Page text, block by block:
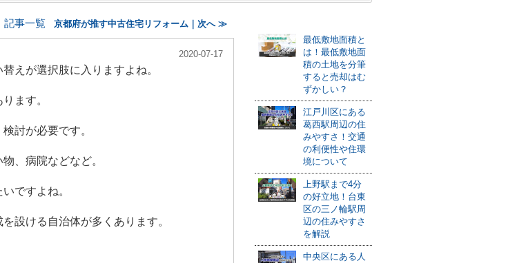
記事一覧 京都府が推す中古住宅リフォーム｜次へ ≫
2020-07-17
えが選択肢に入りますよね。
ます。
討が必要です。
、病院などなど。
ですよね。
設ける自治体が多くあります。
最低敷地面積と
は！最低敷地面
積の土地を分筆
すると売却はむ
ずかしい？
江戸川区にある
葛西駅周辺の住
みやすさ！交通
の利便性や住環
境について
上野駅まで4分
の好立地！台東
区の三ノ輪駅周
辺の住みやすさ
を解説
中央区にある人